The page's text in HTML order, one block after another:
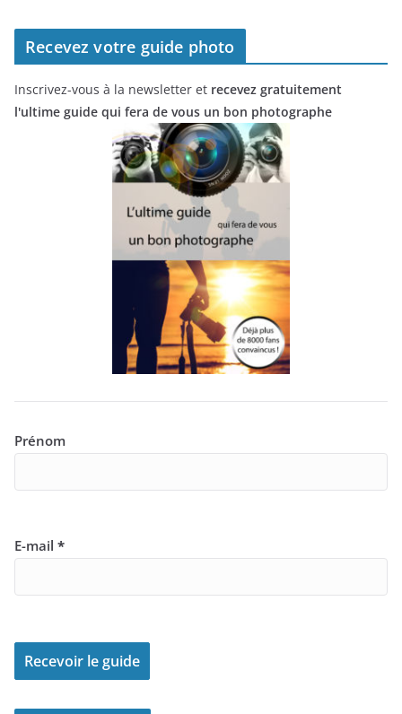
Recevez votre guide photo
Inscrivez-vous à la newsletter et recevez gratuitement
l'ultime guide qui fera de vous un bon photographe
Prénom
E-mail *